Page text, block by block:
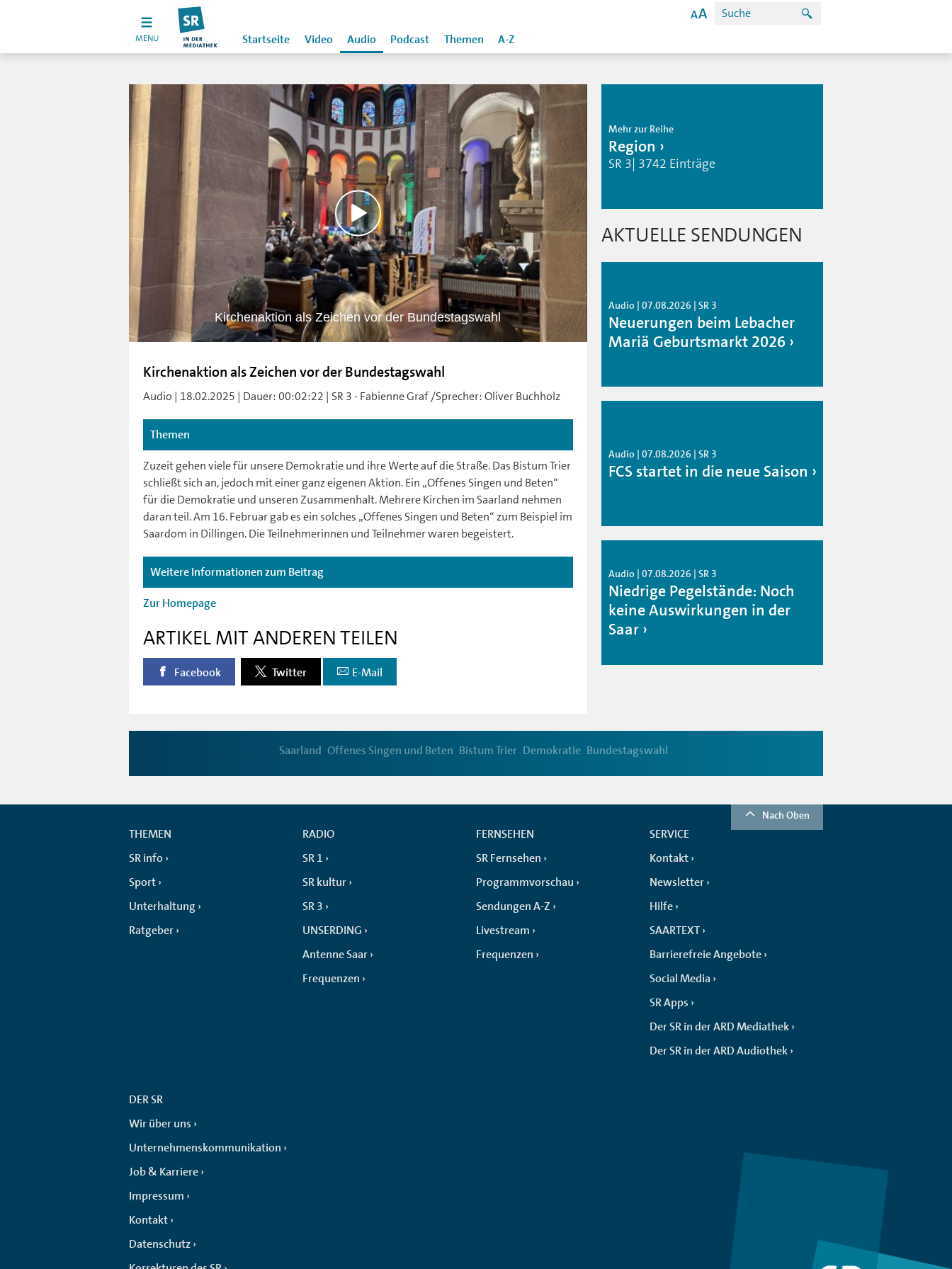
MENU Startseite Video Audio Podcast Themen A-Z
Kirchenaktion als Zeichen vor der Bundestagswahl
Kirchenaktion als Zeichen vor der Bundestagswahl
Audio | 18.02.2025 | Dauer: 00:02:22 | SR 3 - Fabienne Graf /Sprecher: Oliver Buchholz
Themen
Zuzeit gehen viele für unsere Demokratie und ihre Werte auf die Straße. Das Bistum Trier
schließt sich an, jedoch mit einer ganz eigenen Aktion. Ein „Offenes Singen und Beten“
für die Demokratie und unseren Zusammenhalt. Mehrere Kirchen im Saarland nehmen
daran teil. Am 16. Februar gab es ein solches „Offenes Singen und Beten“ zum Beispiel im
Saardom in Dillingen. Die Teilnehmerinnen und Teilnehmer waren begeistert.
Weitere Informationen zum Beitrag
Zur Homepage
ARTIKEL MIT ANDEREN TEILEN
Facebook Twitter E-Mail
Mehr zur Reihe
Region
SR 3| 3742 Einträge
AKTUELLE SENDUNGEN
Audio | 07.08.2026 | SR 3
Neuerungen beim Lebacher
Mariä Geburtsmarkt 2026
Audio | 07.08.2026 | SR 3
FCS startet in die neue Saison
Audio | 07.08.2026 | SR 3
Niedrige Pegelstände: Noch
keine Auswirkungen in der
Saar
Saarland Offenes Singen und Beten Bistum Trier Demokratie Bundestagswahl
Nach Oben
THEMEN
SR info
Sport
Unterhaltung
Ratgeber
RADIO
SR 1
SR kultur
SR 3
UNSERDING
Antenne Saar
Frequenzen
FERNSEHEN
SR Fernsehen
Programmvorschau
Sendungen A-Z
Livestream
Frequenzen
SERVICE
Kontakt
Newsletter
Hilfe
SAARTEXT
Barrierefreie Angebote
Social Media
SR Apps
Der SR in der ARD Mediathek
Der SR in der ARD Audiothek
DER SR
Wir über uns
Unternehmenskommunikation
Job & Karriere
Impressum
Kontakt
Datenschutz